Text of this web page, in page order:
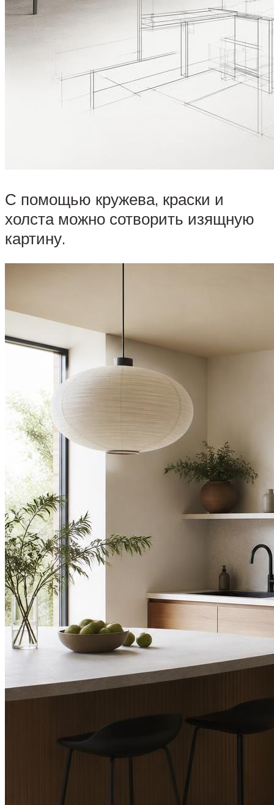
С помощью кружева, краски и
холста можно сотворить изящную
картину.